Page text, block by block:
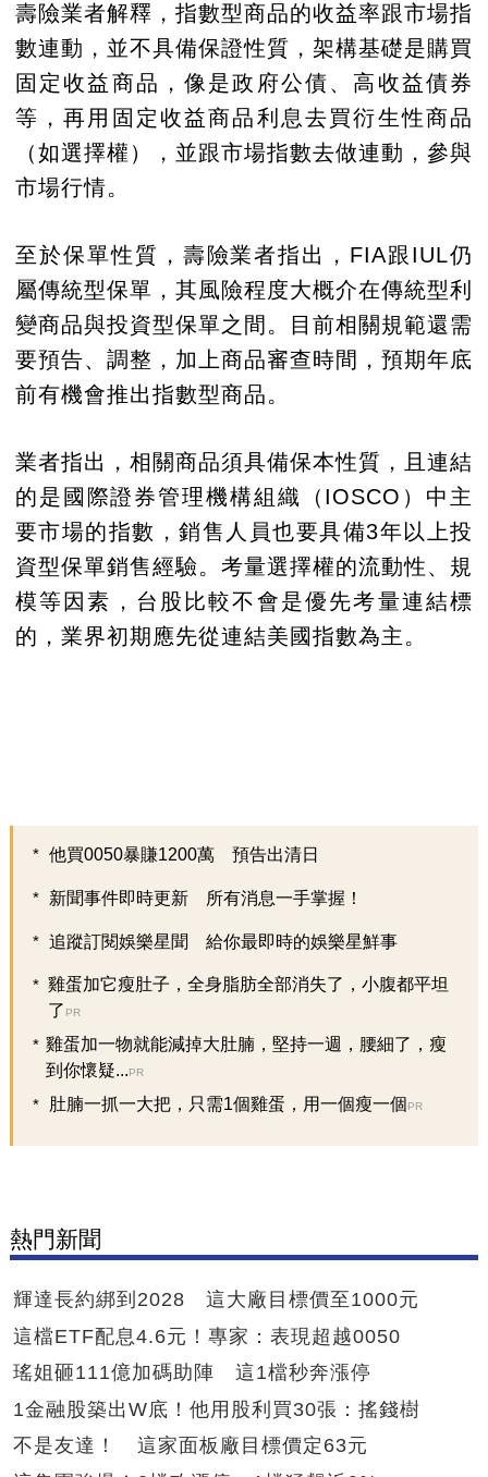
壽險業者解釋，指數型商品的收益率跟市場指
數連動，並不具備保證性質，架構基礎是購買
固定收益商品，像是政府公債、高收益債券
等，再用固定收益商品利息去買衍生性商品
（如選擇權），並跟市場指數去做連動，參與
市場行情。
至於保單性質，壽險業者指出，FIA跟IUL仍
屬傳統型保單，其風險程度大概介在傳統型利
變商品與投資型保單之間。目前相關規範還需
要預告、調整，加上商品審查時間，預期年底
前有機會推出指數型商品。
業者指出，相關商品須具備保本性質，且連結
的是國際證券管理機構組織（IOSCO）中主
要市場的指數，銷售人員也要具備3年以上投
資型保單銷售經驗。考量選擇權的流動性、規
模等因素，台股比較不會是優先考量連結標
的，業界初期應先從連結美國指數為主。
他買0050暴賺1200萬 預告出清日
新聞事件即時更新 所有消息一手掌握！
追蹤訂閱娛樂星聞 給你最即時的娛樂星鮮事
雞蛋加它瘦肚子，全身脂肪全部消失了，小腹都平坦
了 PR
雞蛋加一物就能減掉大肚腩，堅持一週，腰細了，瘦
到你懷疑...PR
肚腩一抓一大把，只需1個雞蛋，用一個瘦一個PR
熱門新聞
輝達長約綁到2028 這大廠目標價至1000元
這檔ETF配息4.6元！專家：表現超越0050
瑤姐砸111億加碼助陣 這1檔秒奔漲停
1金融股築出W底！他用股利買30張：搖錢樹
不是友達！ 這家面板廠目標價定63元